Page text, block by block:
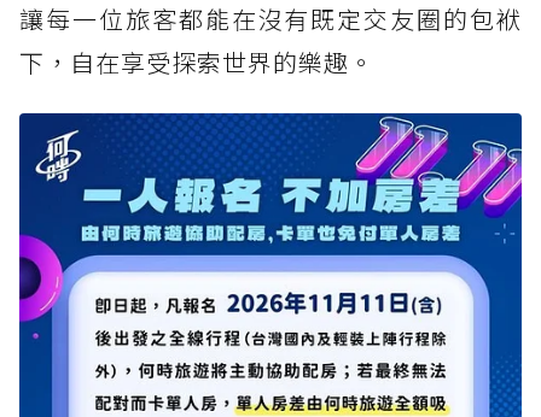
讓每一位旅客都能在沒有既定交友圈的包袱
下，自在享受探索世界的樂趣。